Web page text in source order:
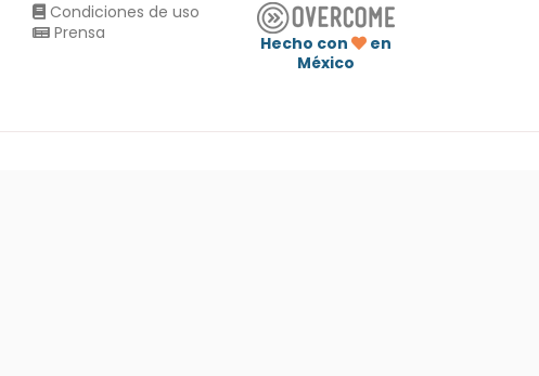
Condiciones de uso
Prensa
Hecho con
en
México